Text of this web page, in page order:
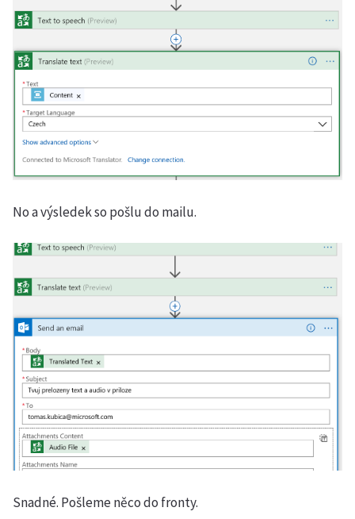
No a výsledek so pošlu do mailu.
Snadné. Pošleme něco do fronty.